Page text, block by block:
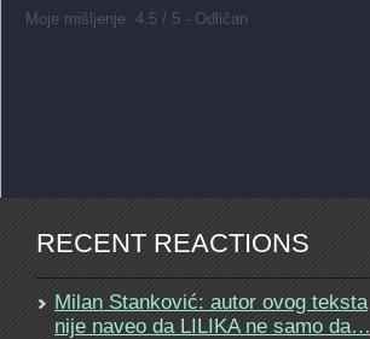
Moje mišljenje: 4.5 / 5 - Odličan
RECENT REACTIONS
Milan Stanković: autor ovog teksta
nije naveo da LILIKA ne samo da…